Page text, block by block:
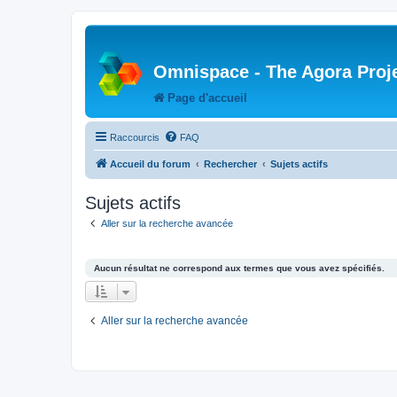
Omnispace - The Agora
Page d'accueil
Raccourcis FAQ
Accueil du forum Rechercher Sujets actifs
Sujets actifs
Aller sur la recherche avancée
Aucun résultat ne correspond aux termes que vous avez spécifiés.
Aller sur la recherche avancée